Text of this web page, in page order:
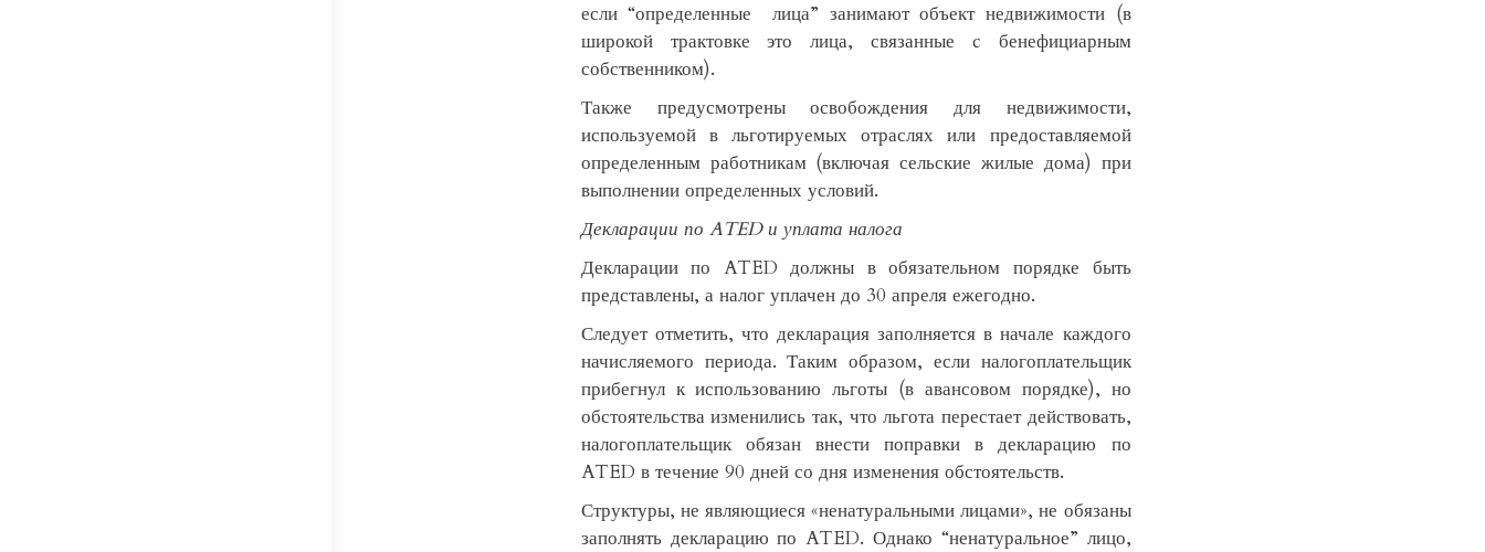
если “определенные лица” занимают объект недвижимости (в
широкой трактовке это лица, связанные c бенефициарным
собственником).
Также предусмотрены освобождения для недвижимости,
используемой в льготируемых отраслях или предоставляемой
определенным работникам (включая сельские жилые дома) при
выполнении определенных условий.
Декларации по ATED и уплата налога
Декларации по ATED должны в обязательном порядке быть
представлены, а налог уплачен до 30 апреля ежегодно.
Следует отметить, что декларация заполняется в начале каждого
начисляемого периода. Таким образом, если налогоплательщик
прибегнул к использованию льготы (в авансовом порядке), но
обстоятельства изменились так, что льгота перестает действовать,
налогоплательщик обязан внести поправки в декларацию по
ATED в течение 90 дней со дня изменения обстоятельств.
Структуры, не являющиеся «ненатуральными лицами», не обязаны
заполнять декларацию по ATED. Однако “ненатуральное” лицо,